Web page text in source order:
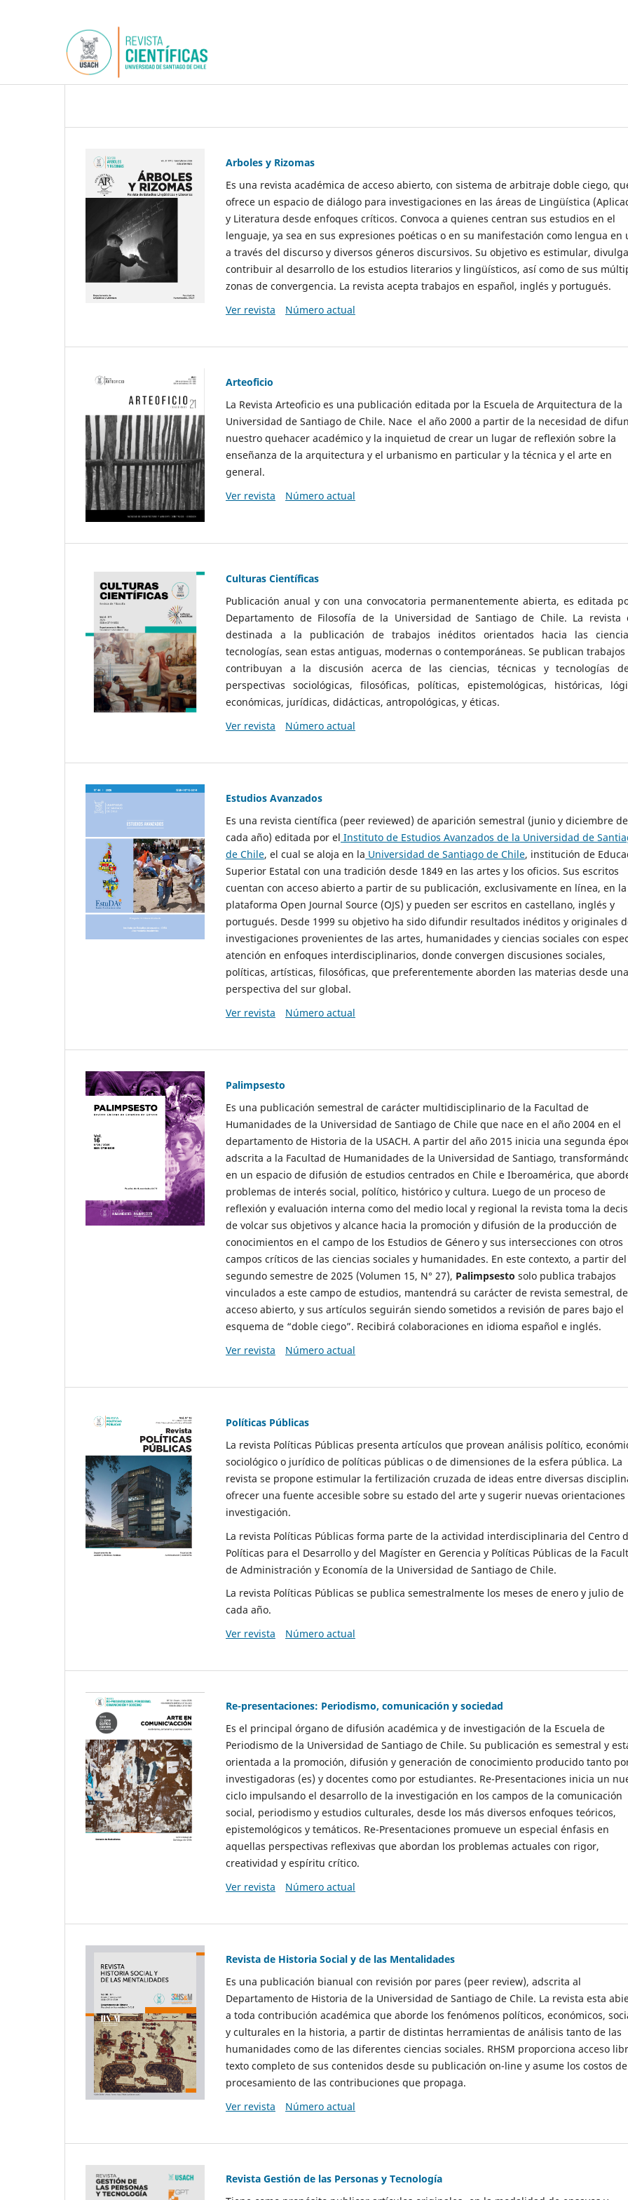
Arboles y Rizomas
Es una revista académica de acceso abierto, con sistema de arbitraje doble ciego,
ofrece un espacio de diálogo para investigaciones en las áreas de Lingüística
y Literatura desde enfoques críticos. Convoca a quienes centran sus estudios en el
lenguaje, ya sea en sus expresiones poéticas o en su manifestación como lengua en
a través del discurso y diversos géneros discursivos. Su objetivo es estimular,
contribuir al desarrollo de los estudios literarios y lingüísticos, así como de sus
zonas de convergencia. La revista acepta trabajos en español, inglés y portugués.
Ver revista
Número actual
Arteoficio
La Revista Arteoficio es una publicación editada por la Escuela de Arquitectura de la
Universidad de Santiago de Chile. Nace el año 2000 a partir de la necesidad de
nuestro quehacer académico y la inquietud de crear un lugar de reflexión sobre la
enseñanza de la arquitectura y el urbanismo en particular y la técnica y el arte en
general.
Ver revista
Número actual
Culturas Científicas
Publicación anual y con una convocatoria permanentemente abierta, es editada
Departamento de Filosofía de la Universidad de Santiago de Chile. La revista
destinada a la publicación de trabajos inéditos orientados hacia las
tecnologías, sean estas antiguas, modernas o contemporáneas. Se publican
contribuyan a la discusión acerca de las ciencias, técnicas y tecnologías
perspectivas sociológicas, filosóficas, políticas, epistemológicas, históricas,
económicas, jurídicas, didácticas, antropológicas, y éticas.
Ver revista
Número actual
Estudios Avanzados
Es una revista científica (peer reviewed) de aparición semestral (junio y diciembre de
cada año) editada por el Instituto de Estudios Avanzados de la Universidad de
de Chile, el cual se aloja en la Universidad de Santiago de Chile, institución de
Superior Estatal con una tradición desde 1849 en las artes y los oficios. Sus escritos
cuentan con acceso abierto a partir de su publicación, exclusivamente en línea, en la
plataforma Open Journal Source (OJS) y pueden ser escritos en castellano, inglés y
portugués. Desde 1999 su objetivo ha sido difundir resultados inéditos y originales
investigaciones provenientes de las artes, humanidades y ciencias sociales con
atención en enfoques interdisciplinarios, donde convergen discusiones sociales,
políticas, artísticas, filosóficas, que preferentemente aborden las materias desde una
perspectiva del sur global.
Ver revista
Número actual
Palimpsesto
Es una publicación semestral de carácter multidisciplinario de la Facultad de
Humanidades de la Universidad de Santiago de Chile que nace en el año 2004 en el
departamento de Historia de la USACH. A partir del año 2015 inicia una segunda
adscrita a la Facultad de Humanidades de la Universidad de Santiago,
en un espacio de difusión de estudios centrados en Chile e Iberoamérica, que
problemas de interés social, político, histórico y cultura. Luego de un proceso de
reflexión y evaluación interna como del medio local y regional la revista toma la
de volcar sus objetivos y alcance hacia la promoción y difusión de la producción de
conocimientos en el campo de los Estudios de Género y sus intersecciones con otros
campos críticos de las ciencias sociales y humanidades. En este contexto, a partir del
segundo semestre de 2025 (Volumen 15, N° 27), Palimpsesto solo publica trabajos
vinculados a este campo de estudios, mantendrá su carácter de revista semestral, de
acceso abierto, y sus artículos seguirán siendo sometidos a revisión de pares bajo el
esquema de “doble ciego”. Recibirá colaboraciones en idioma español e inglés.
Ver revista
Número actual
Políticas Públicas
La revista Políticas Públicas presenta artículos que provean análisis político,
sociológico o jurídico de políticas públicas o de dimensiones de la esfera pública. La
revista se propone estimular la fertilización cruzada de ideas entre diversas
ofrecer una fuente accesible sobre su estado del arte y sugerir nuevas orientaciones
investigación.
La revista Políticas Públicas forma parte de la actividad interdisciplinaria del Centro
Políticas para el Desarrollo y del Magíster en Gerencia y Políticas Públicas de la
de Administración y Economía de la Universidad de Santiago de Chile.
La revista Políticas Públicas se publica semestralmente los meses de enero y julio de
cada año.
Ver revista
Número actual
Re-presentaciones: Periodismo, comunicación y sociedad
Es el principal órgano de difusión académica y de investigación de la Escuela de
Periodismo de la Universidad de Santiago de Chile. Su publicación es semestral y
orientada a la promoción, difusión y generación de conocimiento producido tanto
investigadoras (es) y docentes como por estudiantes. Re-Presentaciones inicia un
ciclo impulsando el desarrollo de la investigación en los campos de la comunicación
social, periodismo y estudios culturales, desde los más diversos enfoques teóricos,
epistemológicos y temáticos. Re-Presentaciones promueve un especial énfasis en
aquellas perspectivas reflexivas que abordan los problemas actuales con rigor,
creatividad y espíritu crítico.
Ver revista
Número actual
Revista de Historia Social y de las Mentalidades
Es una publicación bianual con revisión por pares (peer review), adscrita al
Departamento de Historia de la Universidad de Santiago de Chile. La revista esta
a toda contribución académica que aborde los fenómenos políticos, económicos,
y culturales en la historia, a partir de distintas herramientas de análisis tanto de las
humanidades como de las diferentes ciencias sociales. RHSM proporciona acceso
texto completo de sus contenidos desde su publicación on-line y asume los costos de
procesamiento de las contribuciones que propaga.
Ver revista
Número actual
Revista Gestión de las Personas y Tecnología